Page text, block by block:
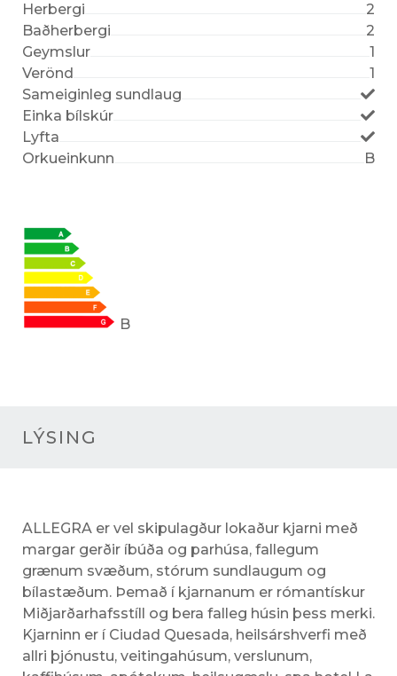
Herbergi
2
Baðherbergi
2
Geymslur
1
Verönd
1
Sameiginleg sundlaug
Einka bílskúr
Lyfta
Orkueinkunn
B
B
LÝSING
ALLEGRA er vel skipulagður lokaður kjarni með
margar gerðir íbúða og parhúsa, fallegum
grænum svæðum, stórum sundlaugum og
bílastæðum. Þemað í kjarnanum er rómantískur
Miðjarðarhafsstíll og bera falleg húsin þess merki.
Kjarninn er í Ciudad Quesada, heilsárshverfi með
allri þjónustu, veitingahúsum, verslunum,